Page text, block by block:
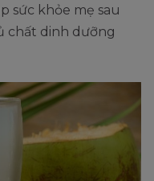
sức khỏe mẹ sau
chất dinh dưỡng